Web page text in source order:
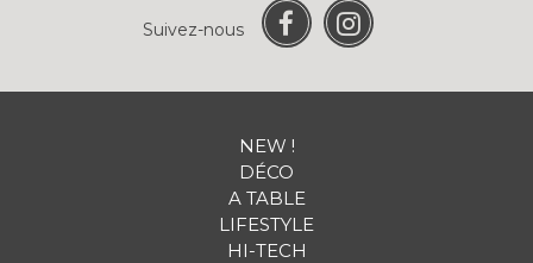
Suivez-nous
NEW !
DÉCO
A TABLE
LIFESTYLE
HI-TECH